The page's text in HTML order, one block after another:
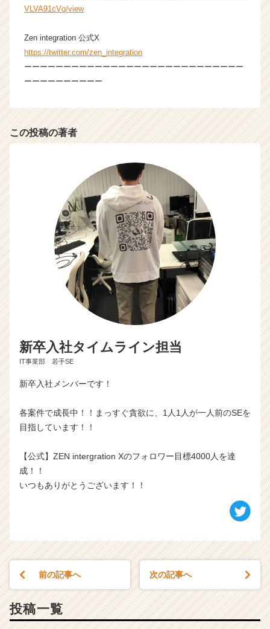
VLVA91cVq/view
Zen integration 公式X
https://twitter.com/zen_integration
ーーーーーーーーーーーーーーーーーーーーーーーーーーーー
ーーーーーーーーーー
この投稿の著者
新卒入社タイムライン担当
IT事業部 若手SE
新卒入社メンバーです！
各案件で成長中！！まっすぐ貪欲に、1人1人が一人前のSEを
目指しています！！
【公式】ZEN intergration Xのフォロワー目標4000人を達
成！！
いつもありがとうございます！！
前の記事へ 次の記事へ
投稿一覧